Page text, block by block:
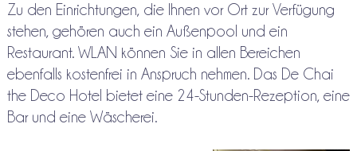
Zu den Einrichtungen, die Ihnen vor Ort zur Verfügung
stehen, gehören auch ein Außenpool und ein
Restaurant. WLAN können Sie in allen Bereichen
ebenfalls kostenfrei in Anspruch nehmen. Das De Chai
the Deco Hotel bietet eine 24-Stunden-Rezeption, eine
Bar und eine Wäscherei.